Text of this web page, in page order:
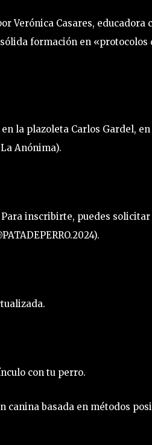
Verónica Casares, educadora
formación en
la plazoleta Carlos Gardel,
Anónima).
inscribirte, puedes
con tu perro.
canina basada en métodos